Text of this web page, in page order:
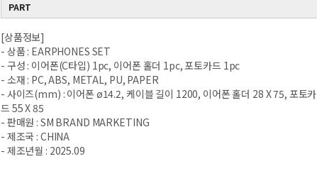
PART
[상품정보]
- 상품 : EARPHONES SET
- 구성 : 이어폰(C타입) 1pc, 이어폰 홀더 1pc, 포토카드 1pc
- 소재 : PC, ABS, METAL, PU, PAPER
- 사이즈(mm) : 이어폰 ø14.2, 케이블 길이 1200, 이어폰 홀더 28 X 75, 포토카
드 55 X 85
- 판매원 : SM BRAND MARKETING
- 제조국 : CHINA
- 제조년월 : 2025.09